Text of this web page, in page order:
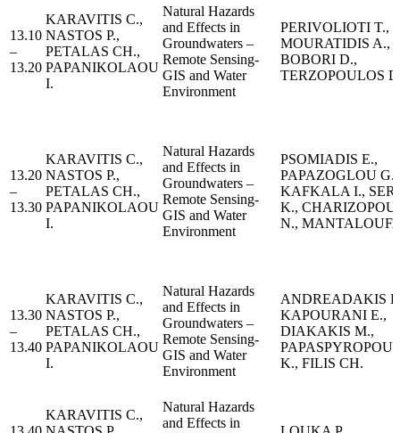
13.10
–
13.20
KARAVITIS C.,
NASTOS P.,
PETALAS CH.,
PAPANIKOLAOU
I.
Natural Hazards
and Effects in
Groundwaters –
Remote Sensing-
GIS and Water
Environment
PERIVOLIOTI T.,
MOURATIDIS A.,
BOBORI D.,
TERZOPOULOS
13.20
–
13.30
KARAVITIS C.,
NASTOS P.,
PETALAS CH.,
PAPANIKOLAOU
I.
Natural Hazards
and Effects in
Groundwaters –
Remote Sensing-
GIS and Water
Environment
PSOMIADIS E.,
PAPAZOGLOU
KAFKALA I.,
K.,
N.,
13.30
–
13.40
KARAVITIS C.,
NASTOS P.,
PETALAS CH.,
PAPANIKOLAOU
I.
Natural Hazards
and Effects in
Groundwaters –
Remote Sensing-
GIS and Water
Environment
ANDREADAKIS
KAPOURANI E.,
DIAKAKIS M.,
K., FILIS CH.
KARAVITIS C.,
Natural Hazards
and Effects in